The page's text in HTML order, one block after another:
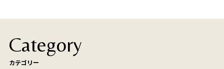
Category
カテゴリー